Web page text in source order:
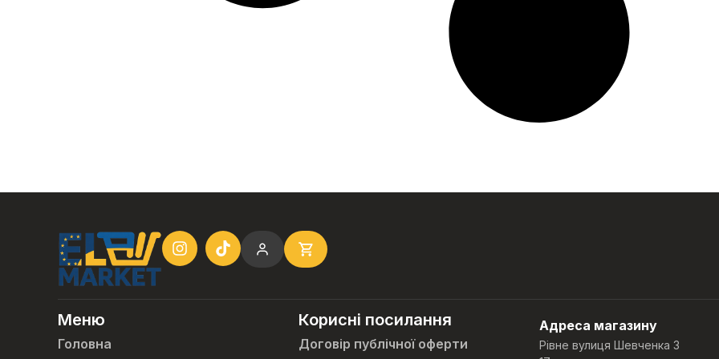
Меню
Головна
Корисні посилання
Договір публічної оферти
Адреса магазину
Рівне вулиця Шевченка 3